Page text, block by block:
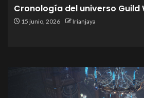
Cronología del universo Guild
15 junio, 2026 Irianjaya